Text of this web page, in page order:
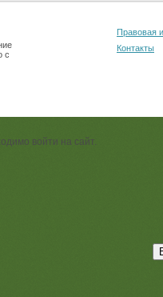
с
Правовая
Контакты
войти на сайт.